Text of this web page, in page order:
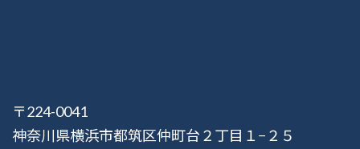
〒224-0041
神奈川県横浜市都筑区仲町台２丁目１−２５